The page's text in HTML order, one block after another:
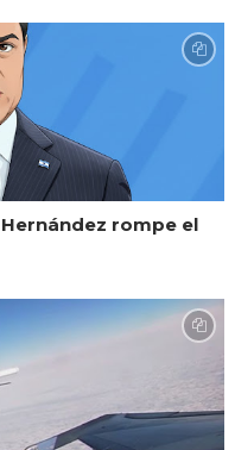
rompe el